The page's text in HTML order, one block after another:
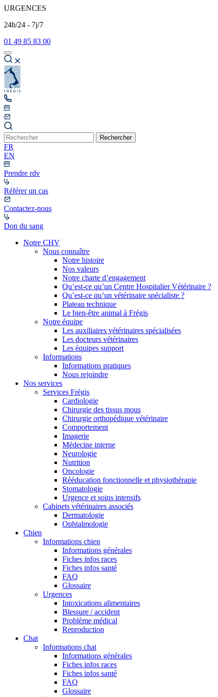
URGENCES
24h/24 - 7j/7
01 49 85 83 00
Rechercher
FR
EN
Prendre rdv
Référer un cas
Contactez-nous
Don du sang
Notre CHV
Nous connaître
Notre histoire
Nos valeurs
Notre charte d’engagement
Qu’est-ce qu’un Centre Hospitalier Vétérinaire ?
Qu’est-ce qu’un vétérinaire spécialiste ?
Plateau technique
Le bien-être animal à Frégis
Notre équipe
Les auxiliaires vétérinaires spécialisées
Les docteurs vétérinaires
Les équipes support
Informations
Informations pratiques
Nous rejoindre
Nos services
Services Frégis
Cardiologie
Chirurgie des tissus mous
Chirurgie orthopédique vétérinaire
Comportement
Imagerie
Médecine interne
Neurologie
Nutrition
Oncologie
Rééducation fonctionnelle et physiothérapie
Stomatologie
Urgence et soins intensifs
Cabinets vétérinaires associés
Dermatologie
Ophtalmologie
Chien
Informations chien
Informations générales
Fiches infos races
Fiches infos santé
FAQ
Glossaire
Urgences
Intoxications alimentaires
Blessure / accident
Problème médical
Reproduction
Chat
Informations chat
Informations générales
Fiches infos races
Fiches infos santé
FAQ
Glossaire